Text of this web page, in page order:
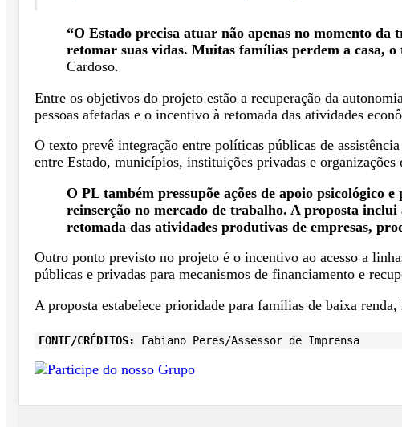
“O Estado precisa atuar não apenas no momento da
retomar suas vidas. Muitas famílias perdem a casa,
Cardoso.
Entre os objetivos do projeto estão a recuperação da
pessoas afetadas e o incentivo à retomada das atividades
O texto prevê integração entre políticas públicas de
entre Estado, municípios, instituições privadas e organizações
O PL também pressupõe ações de apoio psicológico
reinserção no mercado de trabalho. A proposta
retomada das atividades produtivas de empresas,
Outro ponto previsto no projeto é o incentivo ao acesso a
públicas e privadas para mecanismos de financiamento e
A proposta estabelece prioridade para famílias de baixa
FONTE/CRÉDITOS: Fabiano Peres/Assessor de Imprensa